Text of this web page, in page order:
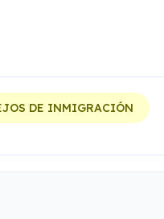
DE INMIGRACIÓN